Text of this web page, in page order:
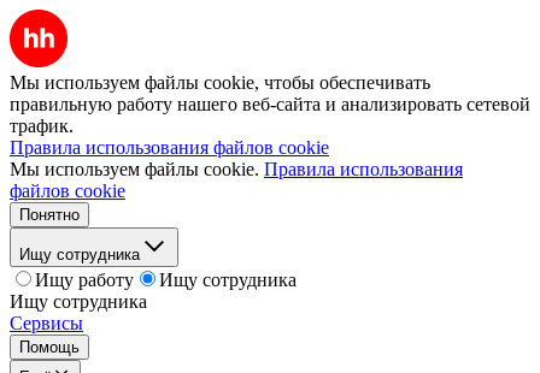
Мы используем файлы cookie, чтобы обеспечивать
правильную работу нашего веб-сайта и анализировать сетевой
трафик.
Правила использования файлов cookie
Мы используем файлы cookie. Правила использования
файлов cookie
Понятно
Ищу сотрудника
Ищу работу
Ищу сотрудника
Ищу сотрудника
Сервисы
Помощь